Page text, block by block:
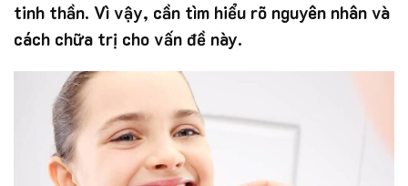
tinh thần. Vì vậy, cần tìm hiểu rõ nguyên nhân và
cách chữa trị cho vấn đề này.